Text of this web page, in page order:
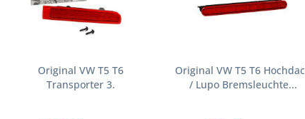
Original VW T5 T6
Transporter 3.
Original VW T5 T6
/ Lupo Bremsleuchte...